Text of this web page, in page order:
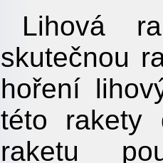
Lihová
skutečnou
hoření
této rakety
raketu